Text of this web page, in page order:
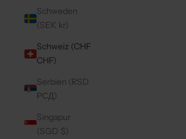
Schweden
(SEK kr)
Schweiz (CHF
CHF)
Serbien (RSD
РСД)
Singapur
(SGD $)